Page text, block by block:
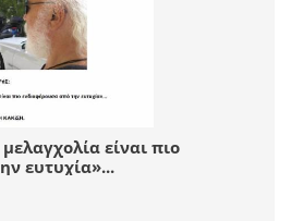
είναι πιο
ευτυχία»...